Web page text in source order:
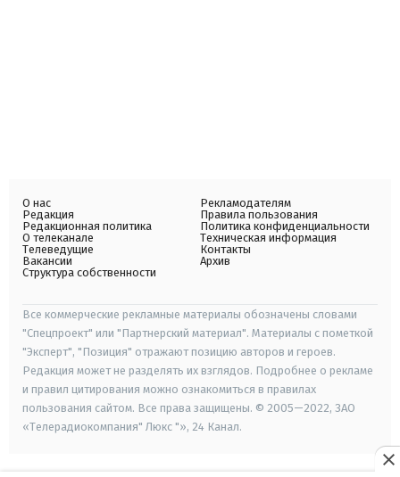
О нас
Редакция
Редакционная политика
О телеканале
Телеведущие
Вакансии
Структура собственности
Рекламодателям
Правила пользования
Политика конфиденциальности
Техническая информация
Контакты
Архив
Все коммерческие рекламные материалы обозначены словами
"Спецпроект" или "Партнерский материал". Материалы с пометкой
"Эксперт", "Позиция" отражают позицию авторов и героев.
Редакция может не разделять их взглядов. Подробнее о рекламе
и правил цитирования можно ознакомиться в правилах
пользования сайтом. Все права защищены. © 2005—2022, ЗАО
«Телерадиокомпания" Люкс "», 24 Канал.